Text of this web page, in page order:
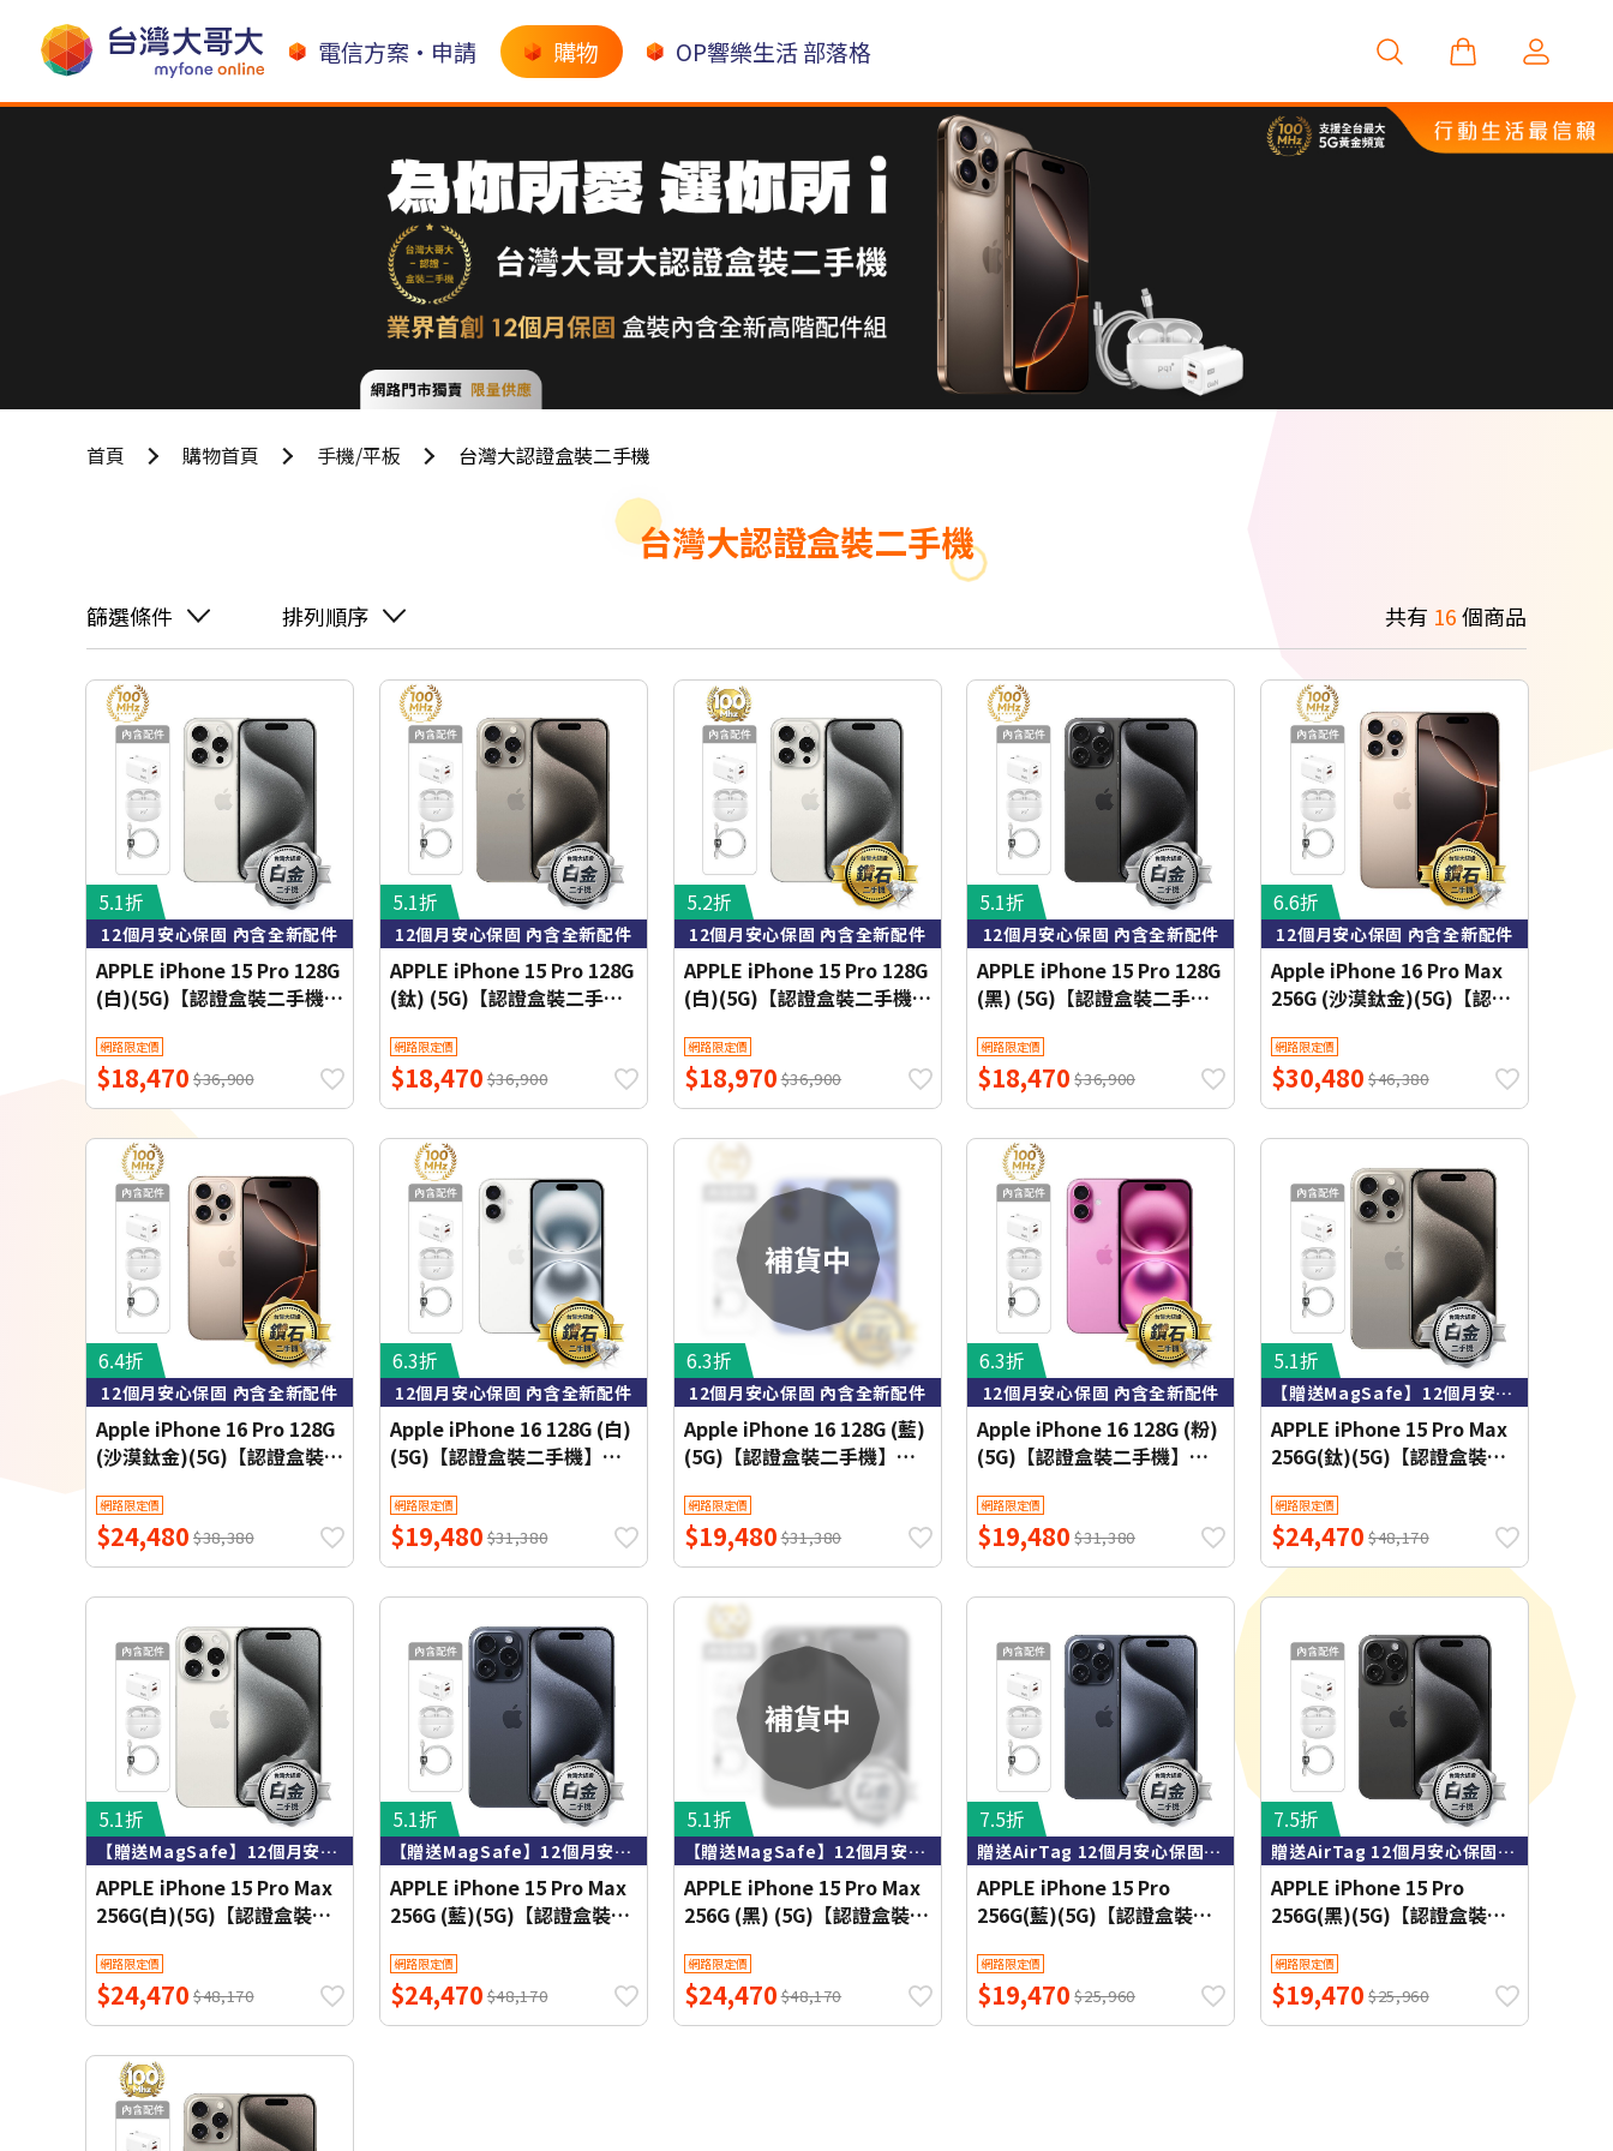
電信方案•申請 購物 OP響樂生活 部落格
首頁 購物首頁 手機/平板 台灣大認證盒裝二手機
台灣大認證盒裝二手機
篩選條件 排列順序 共有 16個商品
5.1折
12個月安心保固 內含全新配件
APPLE iPhone 15 Pro 128G
(白)(5G)【認證盒裝二手機】
網路限定價
$18,470 $36,900
5.1折
12個月安心保固 內含全新配件
APPLE iPhone 15 Pro 128G
(鈦) (5G)【認證盒裝二手
網路限定價
$18,470$36,900
5.2折
12個月安心保固 內含全新配件
APPLE iPhone 15 Pro 128G
(白)(5G)【認證盒裝二手機】
網路限定價
$18,970$36,900
5.1折
12個月安心保固 內含全新配件
APPLE iPhone 15 Pro 128G
(黑) (5G)【認證盒裝二手
網路限定價
$18,470 $36,900
6.6折
12個月安心保固 內含全新配件
Apple iPhone 16 Pro Max
256G (沙漠鈦金)(5G)【認證
網路限定價
$30,480 $46,380
6.4折
12個月安心保固 內含全新配件
Apple iPhone 16 Pro 128G
(沙漠鈦金)(5G)【認證盒裝二
網路限定價
$24,480 $38,380
6.3折
12個月安心保固 內含全新配件
Apple iPhone 16 128G (白)
(5G)【認證盒裝二手機】鑽
網路限定價
$19,480$31,380
6.3折
12個月安心保固 內含全新配件
Apple iPhone 16 128G (藍)
(5G)【認證盒裝二手機】鑽
網路限定價
$19,480$31,380
6.3折
12個月安心保固 內含全新配件
Apple iPhone 16 128G (粉)
(5G)【認證盒裝二手機】鑽
網路限定價
$19,480 $31,380
5.1折
【贈送MagSafe】12個月安心保固 內含全新配件
APPLE iPhone 15 Pro Max
256G(鈦)(5G)【認證盒裝二
MagSafe】
網路限定價
$24,470 $48,170
5.1折
【贈送MagSafe】12個月安心保固 內含全新配件
APPLE iPhone 15 Pro Max
256G(白)(5G)【認證盒裝二
MagSafe】
網路限定價
$24,470 $48,170
5.1折
【贈送MagSafe】12個月安心保固 內含全新配件
APPLE iPhone 15 Pro Max
256G (藍)(5G)【認證盒裝二
MagSafe】
網路限定價
$24,470$48,170
5.1折
【贈送MagSafe】12個月安心保固 內含全新配件
APPLE iPhone 15 Pro Max
256G (黑) (5G)【認證盒裝二
MagSafe】
網路限定價
$24,470$48,170
7.5折
贈送AirTag 12個月安心保固 內含全新配件
APPLE iPhone 15 Pro
256G(藍)(5G)【認證盒裝二
網路限定價
$19,470 $25,960
7.5折
贈送AirTag 12個月安心保固 內含全新配件
APPLE iPhone 15 Pro
256G(黑)(5G)【認證盒裝二
網路限定價
$19,470 $25,960